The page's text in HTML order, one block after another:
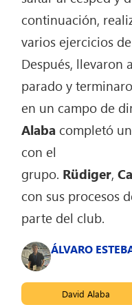
continuación,
varios ejercicios
Después, llevaron
parado y
en un campo de
Alaba completó
con el
grupo. Rüdiger,
con sus procesos
parte del club.
ÁLVARO
David Alaba